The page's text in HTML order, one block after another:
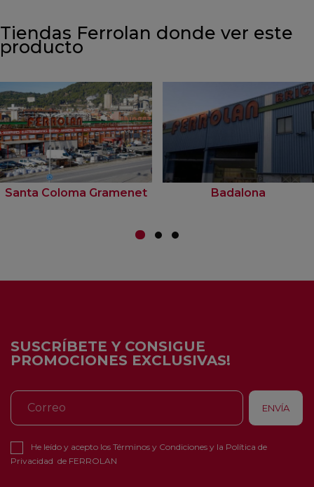
Tiendas Ferrolan donde ver este
producto
Santa Coloma Gramenet Badalona
SUSCRÍBETE Y CONSIGUE
PROMOCIONES EXCLUSIVAS!
He leído y acepto los Términos y Condiciones y la Política de
Privacidad de FERROLAN